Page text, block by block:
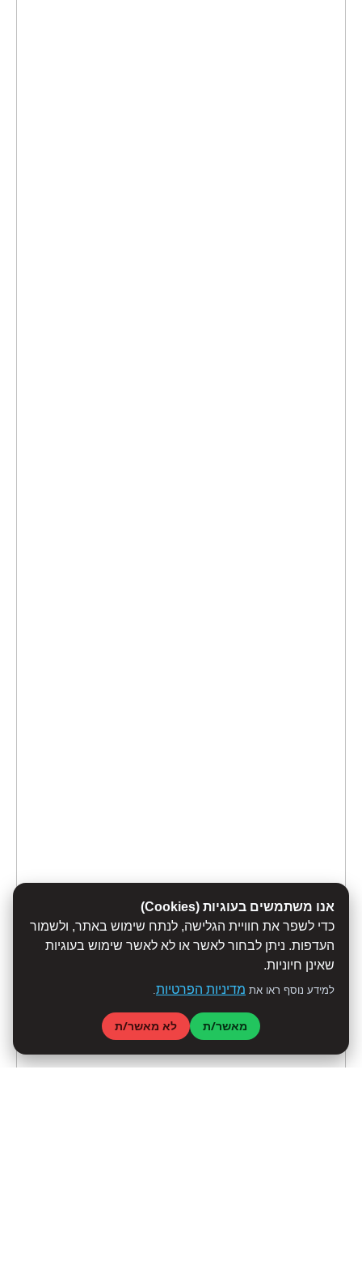
אנו משתמשים בעוגיות (Cookies)
כדי לשפר את חוויית הגלישה, לנתח שימוש באתר, ולשמור
העדפות. ניתן לבחור לאשר או לא לאשר שימוש בעוגיות
שאינן חיוניות.
למידע נוסף ראו את מדיניות הפרטיות.
מאשר/ת לא מאשר/ת